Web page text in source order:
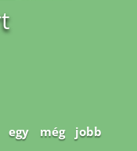
egy még jobb